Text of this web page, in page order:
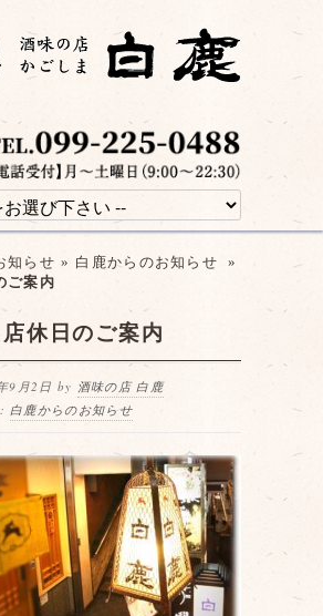
知らせ » 白鹿からのお知らせ
»
ご案内
休日のご案内
9月2日 by 酒味の店 白鹿
白鹿からのお知らせ